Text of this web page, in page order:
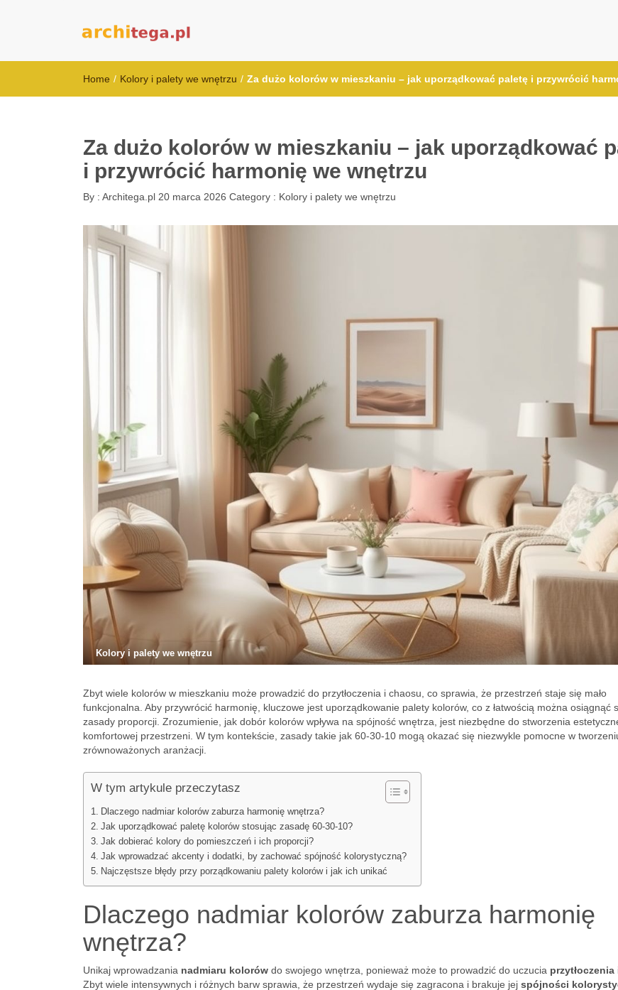
Home / Kolory i palety we wnętrzu / Za dużo kolorów w mieszkaniu – jak uporządkować paletę i przywrócić
Za dużo kolorów w mieszkaniu – jak uporządkować
i przywrócić harmonię we wnętrzu
By : Architega.pl 20 marca 2026 Category : Kolory i palety we wnętrzu
Kolory i palety we wnętrzu
Zbyt wiele kolorów w mieszkaniu może prowadzić do przytłoczenia i chaosu, co sprawia, że przestrzeń staje się mało
funkcjonalna. Aby przywrócić harmonię, kluczowe jest uporządkowanie palety kolorów, co z łatwością można osiągnąć
zasady proporcji. Zrozumienie, jak dobór kolorów wpływa na spójność wnętrza, jest niezbędne do stworzenia
komfortowej przestrzeni. W tym kontekście, zasady takie jak 60-30-10 mogą okazać się niezwykle pomocne w
zrównoważonych aranżacji.
W tym artykule przeczytasz
Dlaczego nadmiar kolorów zaburza harmonię wnętrza?
Jak uporządkować paletę kolorów stosując zasadę 60-30-10?
Jak dobierać kolory do pomieszczeń i ich proporcji?
Jak wprowadzać akcenty i dodatki, by zachować spójność kolorystyczną?
Najczęstsze błędy przy porządkowaniu palety kolorów i jak ich unikać
Dlaczego nadmiar kolorów zaburza harmonię
wnętrza?
Unikaj wprowadzania nadmiaru kolorów do swojego wnętrza, ponieważ może to prowadzić do uczucia przytłoczenia
Zbyt wiele intensywnych i różnych barw sprawia, że przestrzeń wydaje się zagracona i brakuje jej spójności